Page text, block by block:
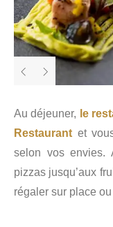
Au déjeuner, le
Restaurant et
selon vos envies.
pizzas jusqu’aux
régaler sur place